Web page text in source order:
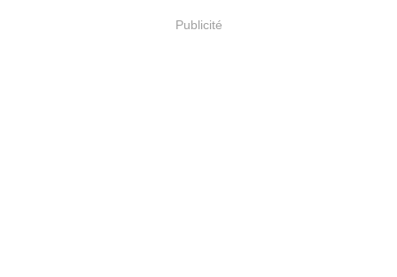
Publicité